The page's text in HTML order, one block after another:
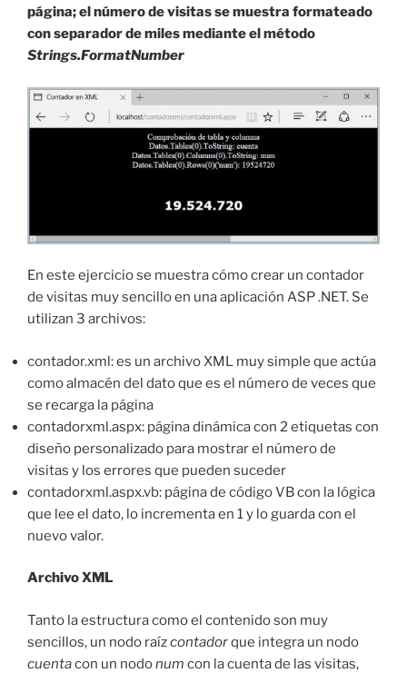
página; el número de visitas se muestra formateado
con separador de miles mediante el método
Strings.FormatNumber
En este ejercicio se muestra cómo crear un contador
de visitas muy sencillo en una aplicación ASP .NET. Se
utilizan 3 archivos:
contador.xml: es un archivo XML muy simple que actúa
como almacén del dato que es el número de veces que
se recarga la página
contadorxml.aspx: página dinámica con 2 etiquetas con
diseño personalizado para mostrar el número de
visitas y los errores que pueden suceder
contadorxml.aspx.vb: página de código VB con la lógica
que lee el dato, lo incrementa en 1 y lo guarda con el
nuevo valor.
Archivo XML
Tanto la estructura como el contenido son muy
sencillos, un nodo raízcontadorque integra un nodo
cuentacon un nodonum con la cuenta de las visitas,